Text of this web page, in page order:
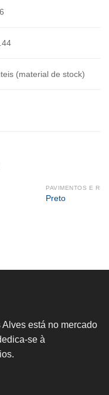
(material de stock)
PAVIMENTOS E
Preto
está no mercado
se à